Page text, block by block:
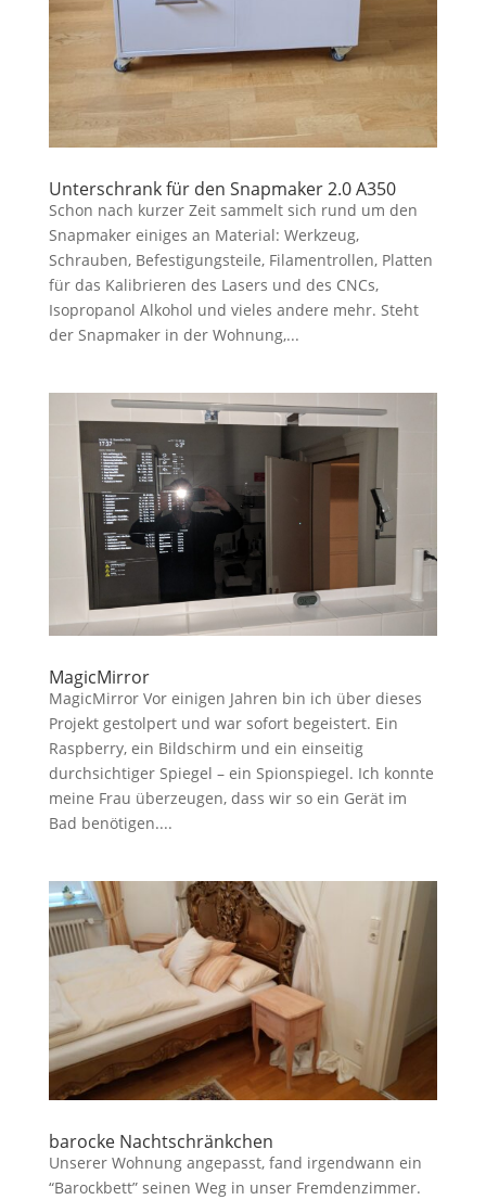
Unterschrank für den Snapmaker 2.0 A350
Schon nach kurzer Zeit sammelt sich rund um den
Snapmaker einiges an Material: Werkzeug,
Schrauben, Befestigungsteile, Filamentrollen, Platten
für das Kalibrieren des Lasers und des CNCs,
Isopropanol Alkohol und vieles andere mehr. Steht
der Snapmaker in der Wohnung,...
MagicMirror
MagicMirror Vor einigen Jahren bin ich über dieses
Projekt gestolpert und war sofort begeistert. Ein
Raspberry, ein Bildschirm und ein einseitig
durchsichtiger Spiegel – ein Spionspiegel. Ich konnte
meine Frau überzeugen, dass wir so ein Gerät im
Bad benötigen....
barocke Nachtschränkchen
Unserer Wohnung angepasst, fand irgendwann ein
“Barockbett” seinen Weg in unser Fremdenzimmer.